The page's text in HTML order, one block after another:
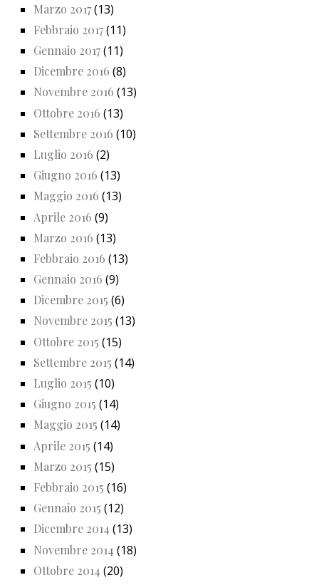
Marzo 2017(13)
Febbraio 2017(11)
Gennaio 2017(11)
Dicembre 2016 (8)
Novembre 2016 (13)
Ottobre 2016 (13)
Settembre 2016 (10)
Luglio 2016 (2)
Giugno 2016 (13)
Maggio 2016 (13)
Aprile 2016 (9)
Marzo 2016 (13)
Febbraio 2016 (13)
Gennaio 2016 (9)
Dicembre 2015 (6)
Novembre 2015 (13)
Ottobre 2015 (15)
Settembre 2015 (14)
Luglio 2015 (10)
Giugno 2015 (14)
Maggio 2015 (14)
Aprile 2015 (14)
Marzo 2015 (15)
Febbraio 2015 (16)
Gennaio 2015 (12)
Dicembre 2014 (13)
Novembre 2014 (18)
Ottobre 2014 (20)